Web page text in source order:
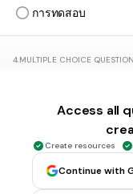
การทดสอบ
4.MULTIPLE CHOICE QUESTION
การสร้างแอปพลิเค
MULTIPLE CHOICE QUESTION
Access all
Create resources
Continue with